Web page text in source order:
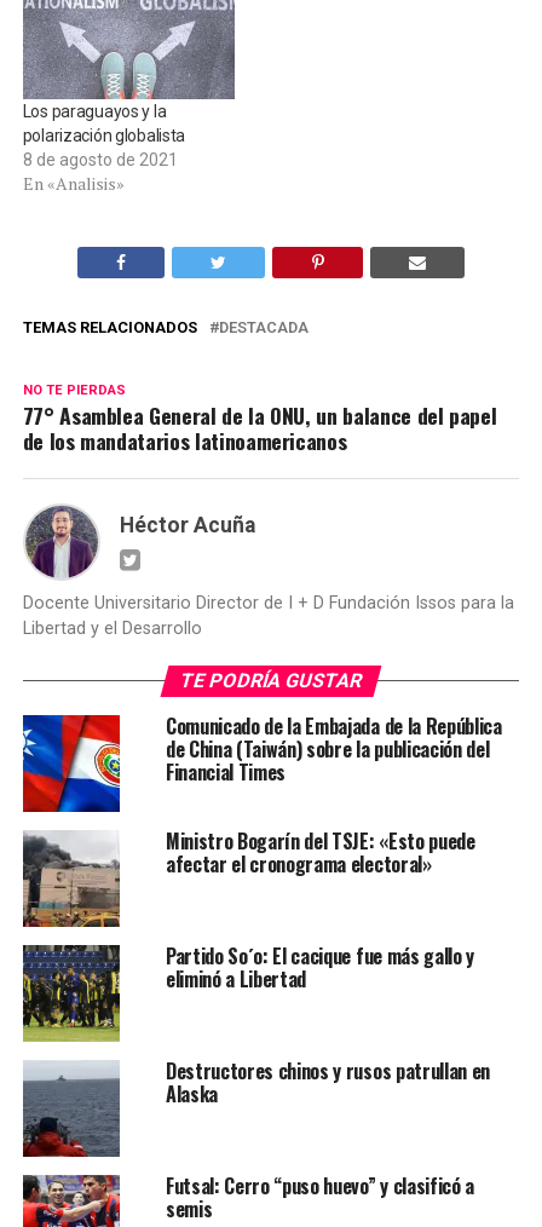
Los paraguayos y la
polarización globalista
8 de agosto de 2021
En «Analisis»
TEMAS RELACIONADOS DESTACADA
NO TE PIERDAS
77° Asamblea General de la ONU, un balance del papel
de los mandatarios latinoamericanos
Héctor Acuña
Docente Universitario Director de I + D Fundación Issos para la
Libertad y el Desarrollo
TE PODRÍA GUSTAR
Comunicado de la Embajada de la República
de China (Taiwán) sobre la publicación del
Financial Times
Ministro Bogarín del TSJE: «Esto puede
afectar el cronograma electoral»
Partido So´o: El cacique fue más gallo y
eliminó a Libertad
Destructores chinos y rusos patrullan en
Alaska
Futsal: Cerro “puso huevo” y clasificó a
semis